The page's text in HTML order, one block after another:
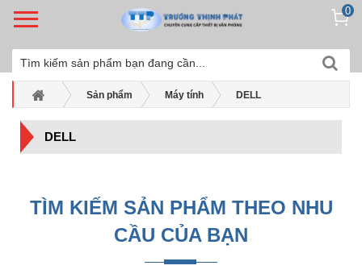
0
Sản phẩm Máy tính DELL
DELL
TÌM KIẾM SẢN PHẨM THEO NHU
CẦU CỦA BẠN